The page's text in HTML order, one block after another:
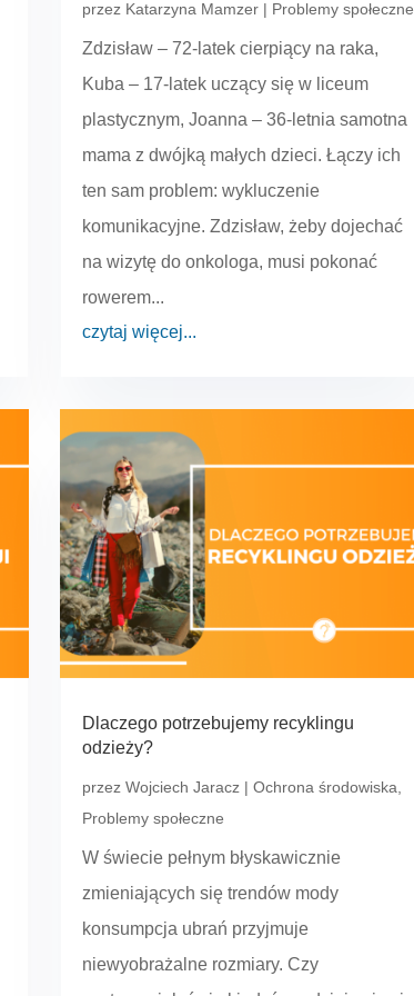
przez Katarzyna Mamzer| Problemy społeczne
Zdzisław – 72-latek cierpiący na raka,
Kuba – 17-latek uczący się w liceum
plastycznym, Joanna – 36-letnia samotna
mama z dwójką małych dzieci. Łączy ich
ten sam problem: wykluczenie
komunikacyjne. Zdzisław, żeby dojechać
na wizytę do onkologa, musi pokonać
rowerem...
czytaj więcej...
Dlaczego potrzebujemy recyklingu
odzieży?
przez Wojciech Jaracz| Ochrona środowiska
Problemy społeczne
W świecie pełnym błyskawicznie
zmieniających się trendów mody
konsumpcja ubrań przyjmuje
niewyobrażalne rozmiary. Czy